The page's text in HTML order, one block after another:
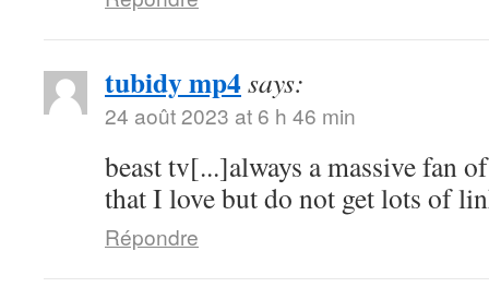
tubidy mp4says:
24 août 2023 at 6 h 46 min
beast tv[...]always a massive fan
that I love but do not get lots of
Répondre